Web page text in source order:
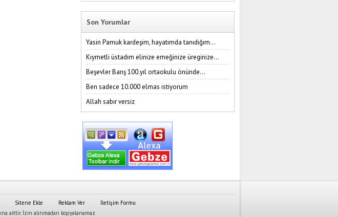
Son Yorumlar
Yasin Pamuk kardeşim, hayatımda tanıdığım...
Kıymetli üstadım elinize emeğinize üreginize...
Beşevler Barış 100.yıl ortaokulu önünde...
Ben sadece 10.000 elmas istiyorum
Allah sabır versiz
Sitene Ekle Reklam Ver
İletişim Formu
aittir. İzin alınmadan kopyalanamaz.